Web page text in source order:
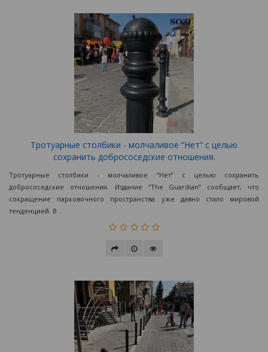
Тротуарные столбики - молчаливое “Нет” с целью
сохранить добрососедские отношения.
Тротуарные столбики - молчаливое “Нет” с целью сохранить
добрососедские отношения. Издание “The Guardian” сообщает, что
сокращение парковочного пространства уже давно стало мировой
тенденцией. В ..